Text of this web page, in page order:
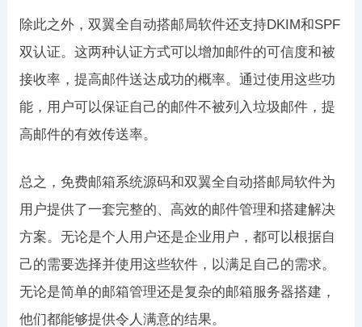
除此之外，双翼全自动搭邮局软件还支持DKIM和SPF
双认证。这两种认证方式可以增加邮件的可信度和被
接收率，提高邮件送达成功的概率。通过使用这些功
能，用户可以保证自己的邮件不被列入垃圾邮件，提
高邮件的有效传送率。
总之，免费邮箱系统源码和双翼全自动搭邮局软件为
用户提供了一套完整的、高效的邮件管理和搭建解决
方案。无论是个人用户还是企业用户，都可以根据自
己的需要选择并使用这些软件，以满足自己的需求。
无论是简单的邮箱管理还是复杂的邮箱服务器搭建，
他们都能够提供令人满意的结果。